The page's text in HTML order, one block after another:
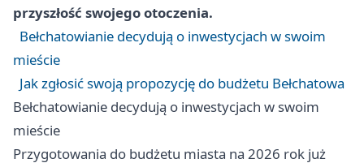
przyszłość swojego otoczenia.
Bełchatowianie decydują o inwestycjach w swoim
mieście
Jak zgłosić swoją propozycję do budżetu Bełchatowa
Bełchatowianie decydują o inwestycjach w swoim
mieście
Przygotowania do budżetu miasta na 2026 rok już